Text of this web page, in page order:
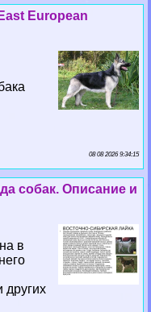
European
08 08 2026 9:34:15
собак. Описание и
в
других